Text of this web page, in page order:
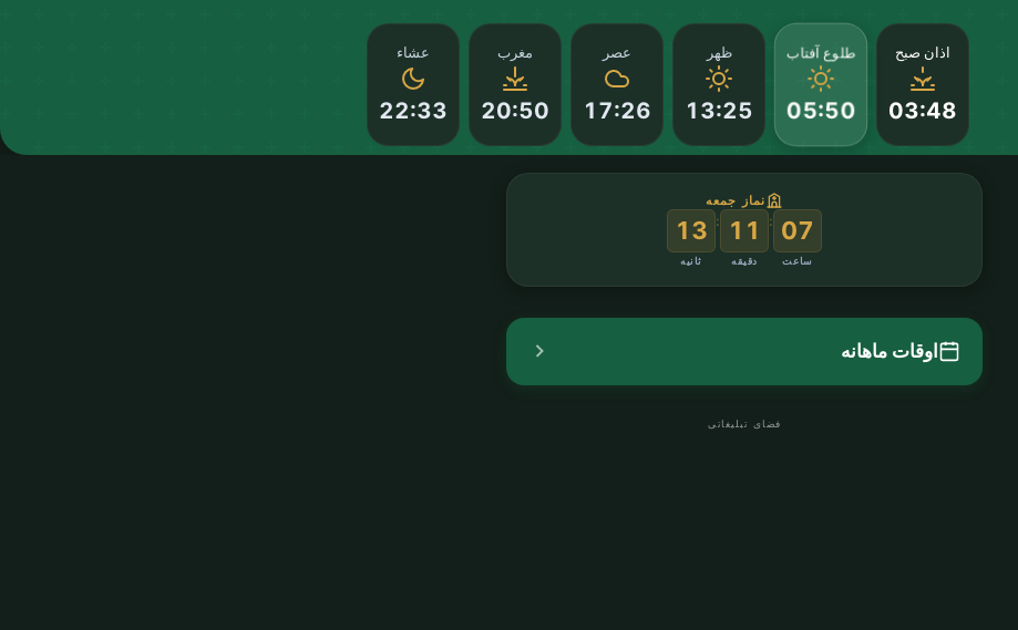
اذان صبح
03:48
طلوع آفتاب
05:50
ظهر
13:25
عصر
17:26
مغرب
20:50
عشاء
22:33
نماز جمعه
07
ساعت
:
11
دقیقه
:
12
ثانیه
اوقات ماهانه
فضای تبلیغاتی